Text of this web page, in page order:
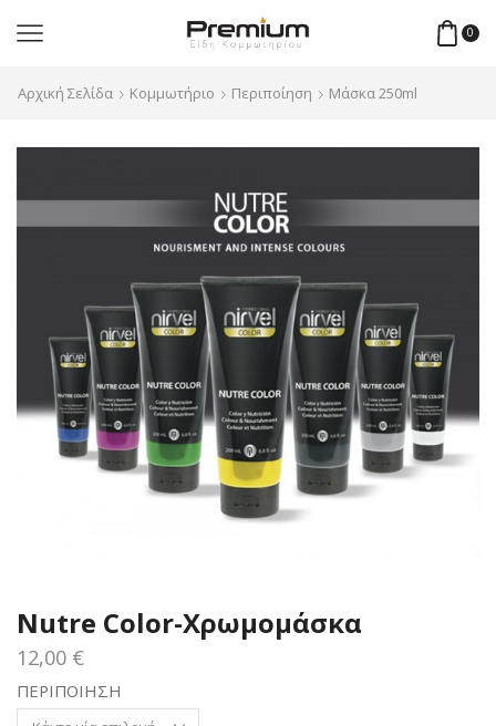
0
Αρχική Σελίδα Κομμωτήριο Περιποίηση Μάσκα 250ml
Nutre Color-Χρωμομάσκα
12,00 €
ΠΕΡΙΠΟΙΗΣΗ